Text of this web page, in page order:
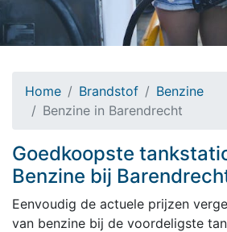
Home Brandstof
Benzine
Benzine in Barendrecht
Goedkoopste
Benzine bij
Eenvoudig de actuele prijzen
van benzine bij de voordeligste